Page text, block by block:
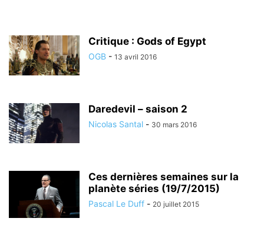
Critique : Gods of Egypt
OGB - 13 avril 2016
Daredevil – saison 2
Nicolas Santal - 30 mars 2016
Ces dernières semaines sur la
planète séries (19/7/2015)
Pascal Le Duff - 20 juillet 2015